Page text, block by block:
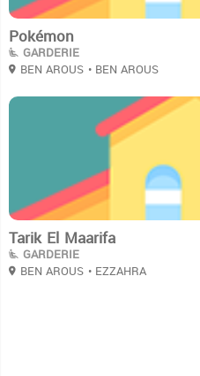
Pokémon
GARDERIE
BEN AROUS • BEN AROUS
Tarik El Maarifa
GARDERIE
BEN AROUS • EZZAHRA